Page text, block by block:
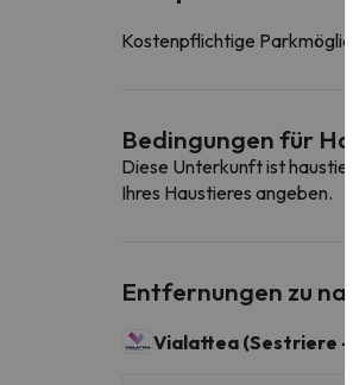
Kostenpflichtige
Bedingungen für
Diese Unterkunft ist
Ihres Haustieres angeben.
Entfernungen zu
Vialattea (Sestriere -